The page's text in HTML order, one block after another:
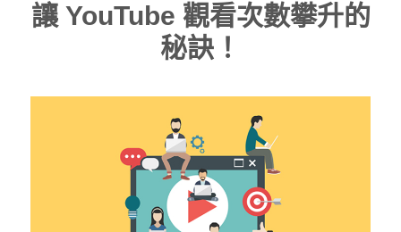
讓 YouTube 觀看次數攀升的
秘訣！